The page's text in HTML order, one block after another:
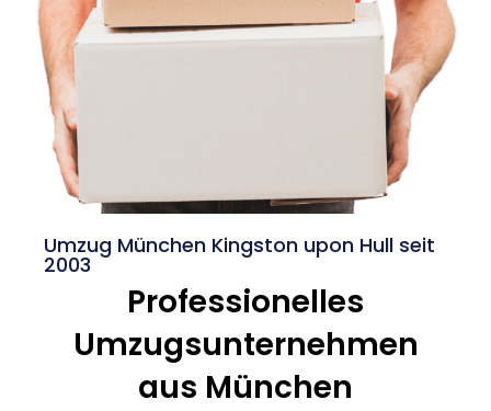
Umzug München Kingston upon Hull seit
2003
Professionelles
Umzugsunternehmen
aus München